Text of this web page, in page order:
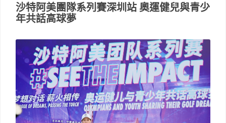
沙特阿美團隊系列賽深圳站 奧運健兒與青少
年共話高球夢